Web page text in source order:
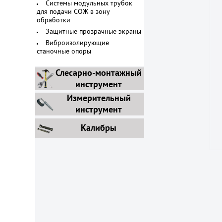
Системы модульных трубок
для подачи СОЖ в зону
обработки
Защитные прозрачные экраны
Виброизолирующие
станочные опоры
Слесарно-монтажный
инструмент
Измерительный
инструмент
Калибры